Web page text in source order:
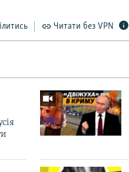
Читати без VPN